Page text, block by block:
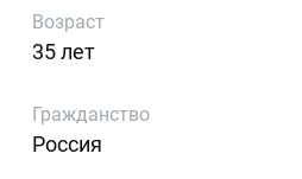
Возраст
35 лет
Гражданство
Россия